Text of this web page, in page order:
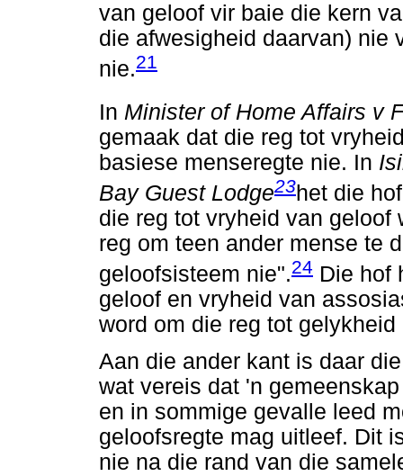
van geloof vir baie die kern
die afwesigheid daarvan) nie
nie.21
In Minister of Home Affairs v
gemaak dat die reg tot
basiese menseregte nie. In
Bay Guest Lodge23het die
die reg tot vryheid van geloof
reg om teen ander mense te
geloofsisteem nie".24 Die hof
geloof en vryheid van
word om die reg tot
Aan die ander kant is daar
wat vereis dat 'n
en in sommige gevalle leed
geloofsregte mag uitleef. Dit
nie na die rand van die